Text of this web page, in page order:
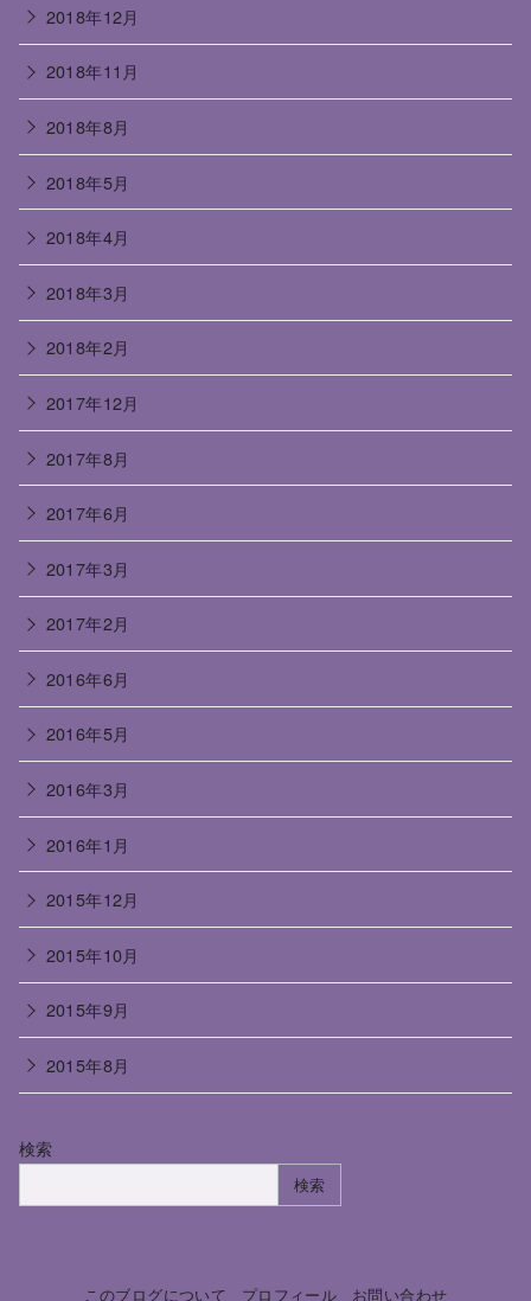
2018年12月
2018年11月
2018年8月
2018年5月
2018年4月
2018年3月
2018年2月
2017年12月
2017年8月
2017年6月
2017年3月
2017年2月
2016年6月
2016年5月
2016年3月
2016年1月
2015年12月
2015年10月
2015年9月
2015年8月
検索
検索
このブログについて プロフィール お問い合わせ